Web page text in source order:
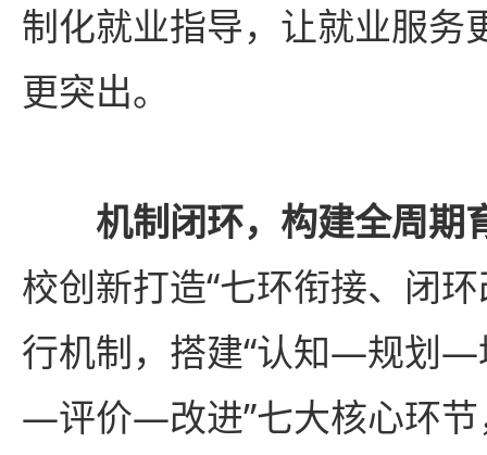
制化就业指导，让就业服务
更突出。
机制闭环，构建全周期
校创新打造“七环衔接、闭
行机制，搭建“认知—规划
—评价—改进”七大核心环节